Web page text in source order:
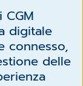
CGM
digitale
connesso,
delle